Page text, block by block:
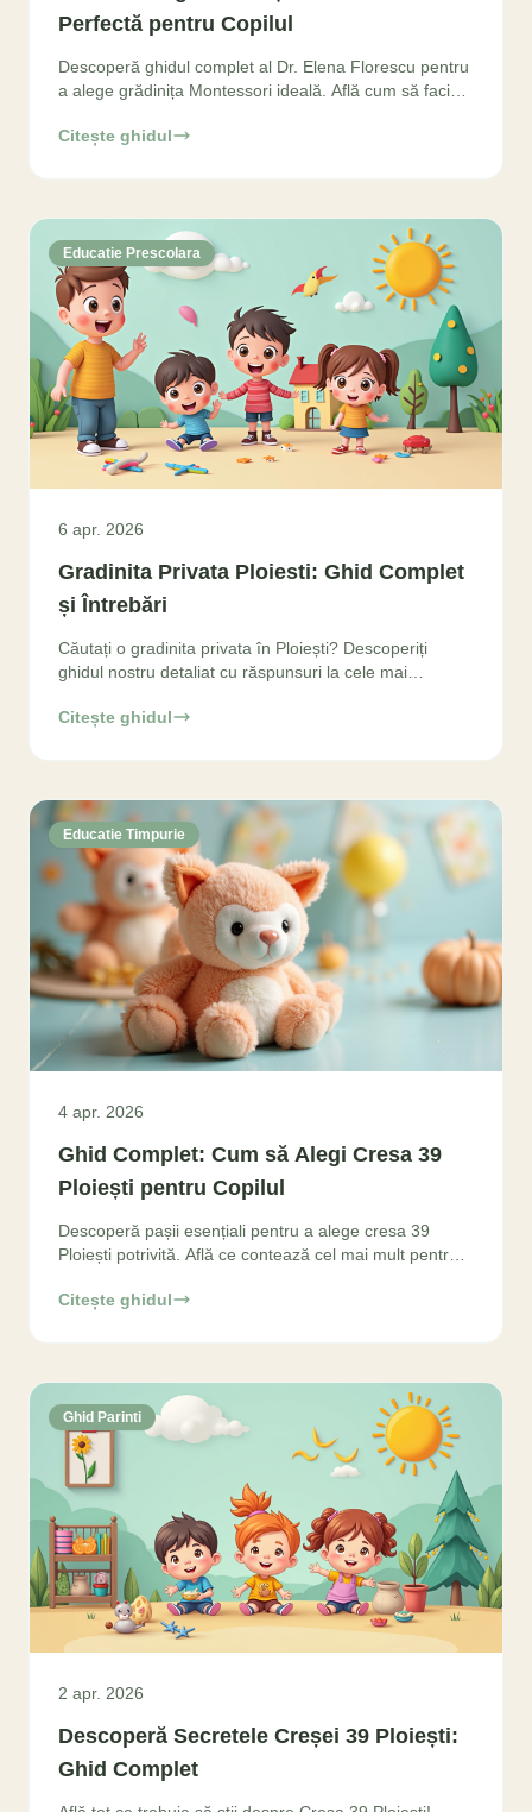
Perfectă pentru Copilul
Descoperă ghidul complet al Dr. Elena Florescu pentru
a alege grădinița Montessori ideală. Află cum să faci
Citește ghidul
Educatie Prescolara
6 apr. 2026
Gradinita Privata Ploiesti: Ghid Complet
și Întrebări
Căutați o gradinita privata în Ploiești? Descoperiți
ghidul nostru detaliat cu răspunsuri la cele mai
Citește ghidul
Educatie Timpurie
4 apr. 2026
Ghid Complet: Cum să Alegi Cresa 39
Ploiești pentru Copilul
Descoperă pașii esențiali pentru a alege cresa 39
Ploiești potrivită. Află ce contează cel mai mult pentru
Citește ghidul
Ghid Parinti
2 apr. 2026
Descoperă Secretele Creșei 39 Ploiești:
Ghid Complet